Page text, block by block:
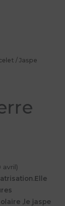
/ Jaspe
avril)
,le jaspe